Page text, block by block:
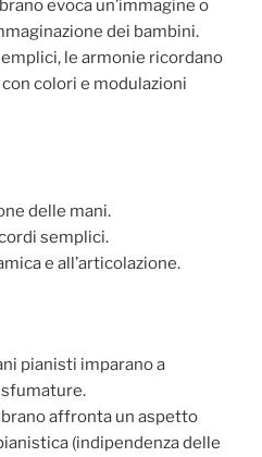
evoca un’immagine o
dei bambini.
le armonie ricordano
colori e modulazioni
delle mani.
semplici.
e all’articolazione.
pianisti imparano a
affronta un aspetto
(indipendenza delle